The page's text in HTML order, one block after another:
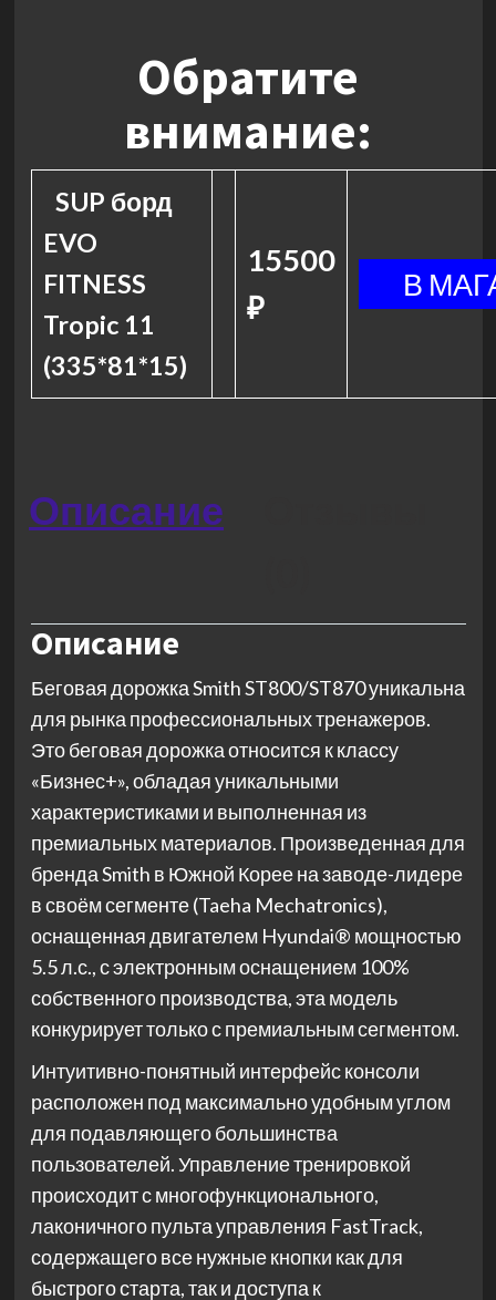
Обратите
внимание:
SUP борд
EVO
FITNESS
Tropic 11
(335*81*15)
15500
₽
Описание
Описание
Беговая дорожка Smith ST800/ST870 уникальна
для рынка профессиональных тренажеров.
Это беговая дорожка относится к классу
«Бизнес+», обладая уникальными
характеристиками и выполненная из
премиальных материалов. Произведенная для
бренда Smith в Южной Корее на заводе-лидере
в своём сегменте (Taeha Mechatronics),
оснащенная двигателем Hyundai® мощностью
5.5 л.с., с электронным оснащением 100%
собственного производства, эта модель
конкурирует только с премиальным сегментом.
Интуитивно-понятный интерфейс консоли
расположен под максимально удобным углом
для подавляющего большинства
пользователей. Управление тренировкой
происходит с многофункционального,
лаконичного пульта управления FastTrack,
содержащего все нужные кнопки как для
быстрого старта, так и доступа к